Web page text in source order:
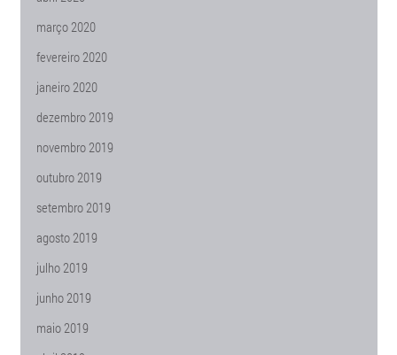
março 2020
fevereiro 2020
janeiro 2020
dezembro 2019
novembro 2019
outubro 2019
setembro 2019
agosto 2019
julho 2019
junho 2019
maio 2019